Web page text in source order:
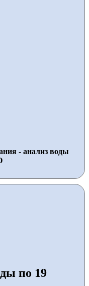
- анализ воды
по 19